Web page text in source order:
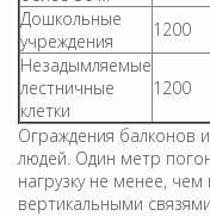
Дошкольные
учреждения
1200
Незадымляемые
лестничные
клетки
1200
Ограждения балконов
людей. Один метр
нагрузку не менее,
вертикальными